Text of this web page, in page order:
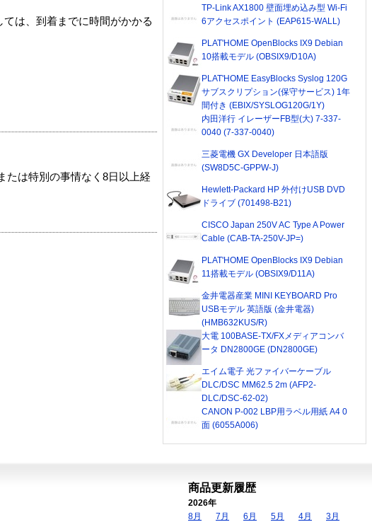
は、到着までに時間がかかる
たは特別の事情なく8日以上経
TP-Link AX1800 壁面埋め込み型 Wi-Fi
6アクセスポイント (EAP615-WALL)
PLAT'HOME OpenBlocks IX9 Debian
10搭載モデル (OBSIX9/D10A)
PLAT'HOME EasyBlocks Syslog 120G
サブスクリプション(保守サービス) 1年
間付き (EBIX/SYSLOG120G/1Y)
内田洋行 イレーザーFB型(大) 7-337-
0040 (7-337-0040)
三菱電機 GX Developer 日本語版
(SW8D5C-GPPW-J)
Hewlett-Packard HP 外付けUSB DVD
ドライブ (701498-B21)
CISCO Japan 250V AC Type A Power
Cable (CAB-TA-250V-JP=)
PLAT'HOME OpenBlocks IX9 Debian
11搭載モデル (OBSIX9/D11A)
金井電器産業 MINI KEYBOARD Pro
USBモデル 英語版 (金井電器)
(HMB632KUS/R)
大電 100BASE-TX/FXメディアコンバ
ータ DN2800GE (DN2800GE)
エイム電子 光ファイバーケーブル
DLC/DSC MM62.5 2m (AFP2-
DLC/DSC-62-02)
CANON P-002 LBP用ラベル用紙 A4 0
面 (6055A006)
商品更新履歴
2026年
8月
7月 6月 5月 4月
3月